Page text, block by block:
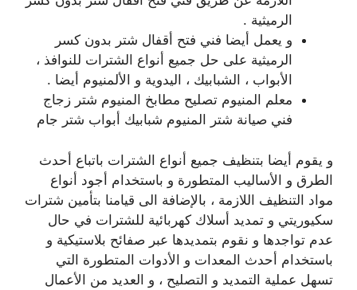
الرميثية .
و يعمل أيضا فني فتح أقفال شتر بدون كسر
الرميثية على حل جميع أنواع الشترات للنوافذ ،
الأبواب ، الشبابيك ، اليدوية و الألمنيوم أيضا .
معلم المنيوم تصليح مطابخ المنيوم شتر زجاج
فني صيانة شتر المنيوم شبابيك أبواب شتر جام
و يقوم أيضا بتنظيف جميع أنواع الشترات باتباع أحدث
الطرق و الأساليب المتطورة و باستخدام أجود أنواع
مواد التنظيف اللازمة ، بالإضافة الى قيامنا بتأمين شترات
سكيوريتي و تمديد أسلاك كهربائية للشترات في حال
عدم تواجدها و نقوم بتمديدها عبر صفائح بلاستيكية و
باستخدام أحدث المعدات و الأدوات المتطورة التي
تسهل عملية التمديد و التصليح ، و العديد من الأعمال